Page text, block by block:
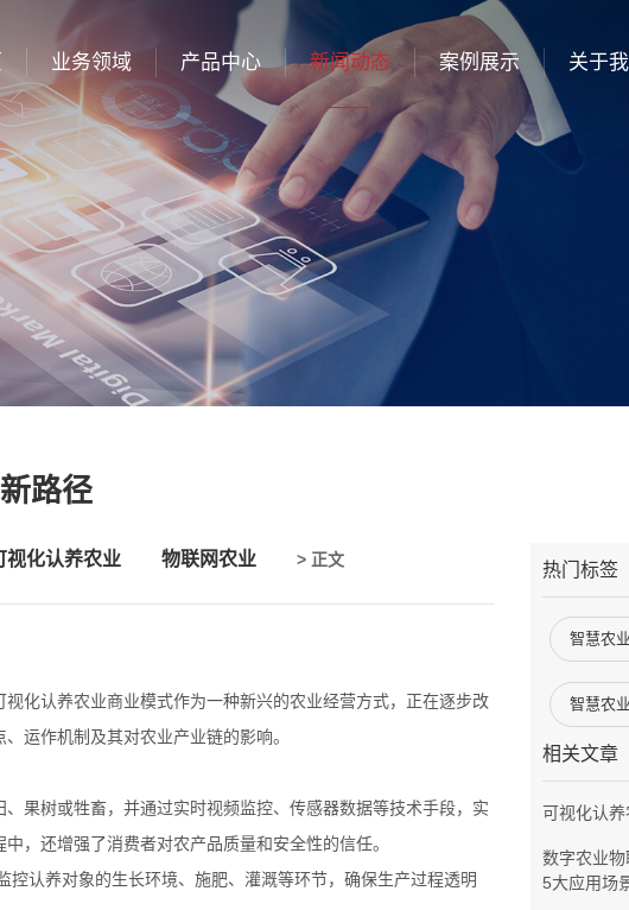
业务领域 产品中心 新闻动态 案例展示 关于我
路径
视化认养农业 物联网农业 > 正文
化认养农业商业模式作为一种新兴的农业经营方式，正在逐步改
运作机制及其对农业产业链的影响。
果树或牲畜，并通过实时视频监控、传感器数据等技术手段，实
，还增强了消费者对农产品质量和安全性的信任。
认养对象的生长环境、施肥、灌溉等环节，确保生产过程透明
热门标签
智慧农
智慧农业
相关文章
可视化认
数字农业物
5大应用场